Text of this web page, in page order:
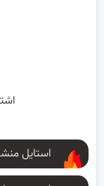
استایل